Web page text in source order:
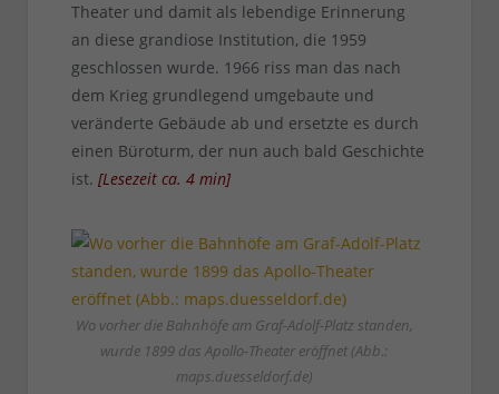
Theater und damit als lebendige Erinnerung
an diese grandiose Institution, die 1959
geschlossen wurde. 1966 riss man das nach
dem Krieg grundlegend umgebaute und
veränderte Gebäude ab und ersetzte es durch
einen Büroturm, der nun auch bald Geschichte
ist. [Lesezeit ca. 4 min]
Wo vorher die Bahnhöfe am Graf-Adolf-Platz standen,
wurde 1899 das Apollo-Theater eröffnet (Abb.:
maps.duesseldorf.de)